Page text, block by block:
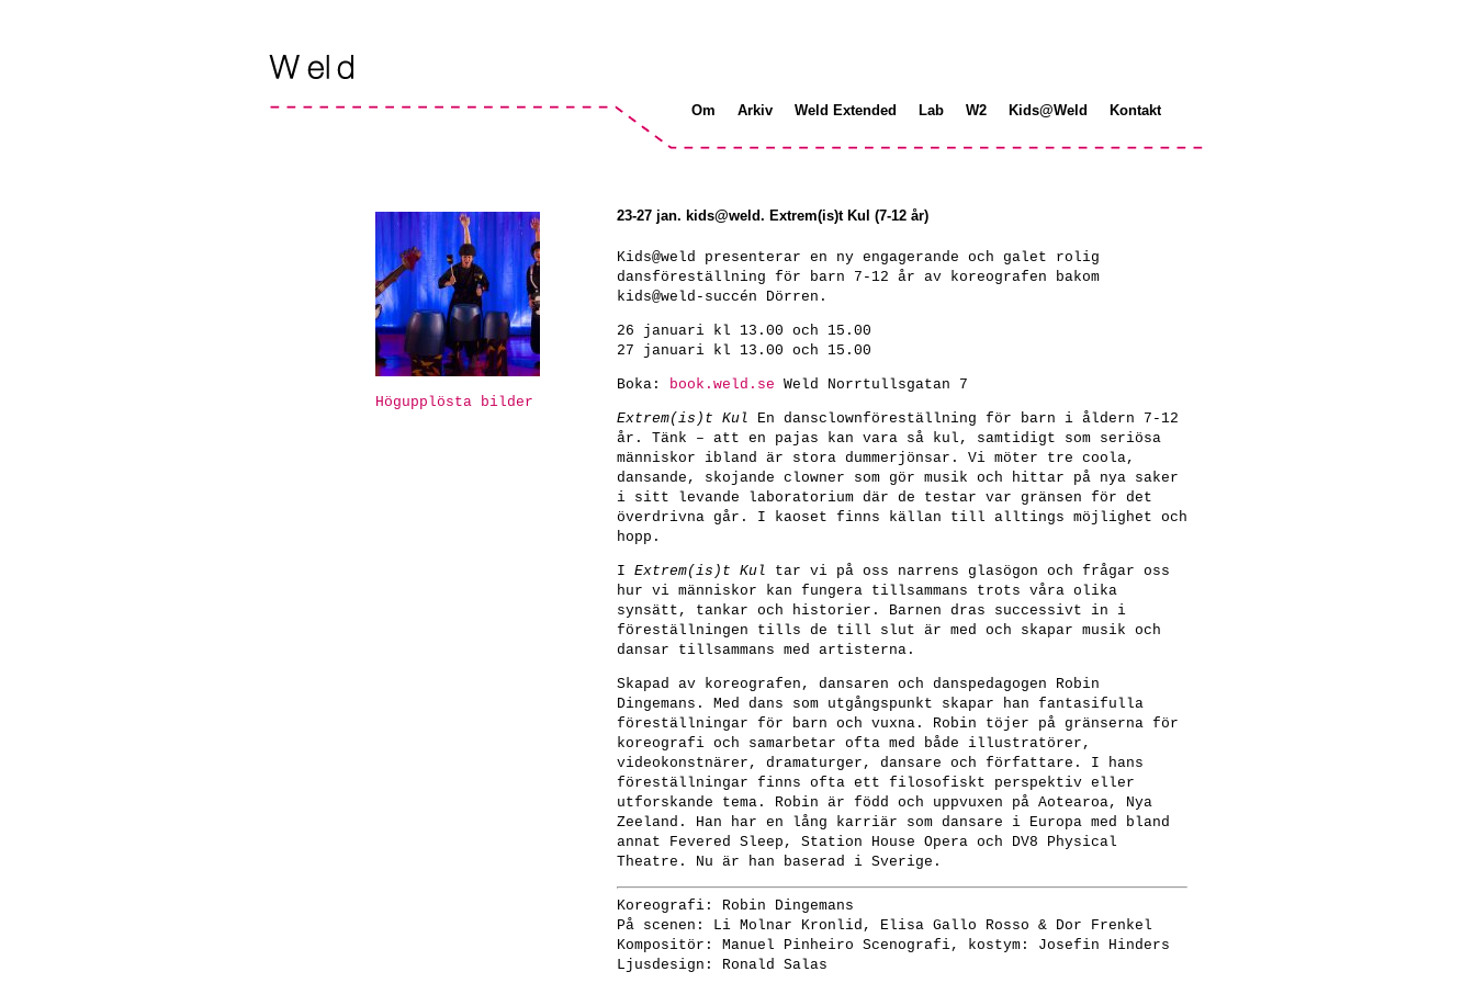
Om Arkiv Weld Extended Lab W2 Kids@Weld Kontakt
Högupplösta bilder
23-27 jan. kids@weld. Extrem(is)t Kul (7-12 år)
Kids@weld presenterar en ny engagerande och galet rolig
dansföreställning för barn 7-12 år av koreografen bakom
kids@weld-succén Dörren.
26 januari kl 13.00 och 15.00
27 januari kl 13.00 och 15.00
Boka: book.weld.se Weld Norrtullsgatan 7
Extrem(is)t Kul En dansclownföreställning för barn i åldern 7-12
år. Tänk – att en pajas kan vara så kul, samtidigt som seriösa
människor ibland är stora dummerjönsar. Vi möter tre coola,
dansande, skojande clowner som gör musik och hittar på nya saker
i sitt levande laboratorium där de testar var gränsen för det
överdrivna går. I kaoset finns källan till alltings möjlighet och
hopp.
I Extrem(is)t Kul tar vi på oss narrens glasögon och frågar oss
hur vi människor kan fungera tillsammans trots våra olika
synsätt, tankar och historier. Barnen dras successivt in i
föreställningen tills de till slut är med och skapar musik och
dansar tillsammans med artisterna.
Skapad av koreografen, dansaren och danspedagogen Robin
Dingemans. Med dans som utgångspunkt skapar han fantasifulla
föreställningar för barn och vuxna. Robin töjer på gränserna för
koreografi och samarbetar ofta med både illustratörer,
videokonstnärer, dramaturger, dansare och författare. I hans
föreställningar finns ofta ett filosofiskt perspektiv eller
utforskande tema. Robin är född och uppvuxen på Aotearoa, Nya
Zeeland. Han har en lång karriär som dansare i Europa med bland
annat Fevered Sleep, Station House Opera och DV8 Physical
Theatre. Nu är han baserad i Sverige.
Koreografi: Robin Dingemans
På scenen: Li Molnar Kronlid, Elisa Gallo Rosso & Dor Frenkel
Kompositör: Manuel Pinheiro Scenografi, kostym: Josefin Hinders
Ljusdesign: Ronald Salas